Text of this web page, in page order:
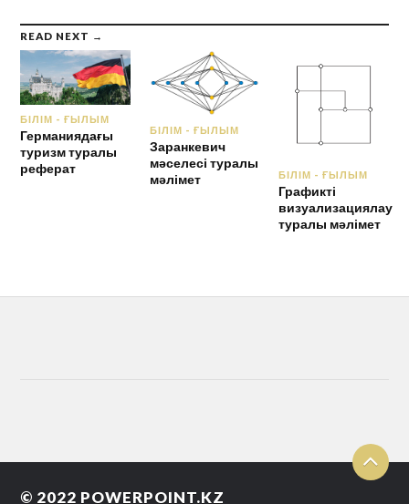
READ NEXT →
БІЛІМ - ҒЫЛЫМ
Германиядағы
туризм туралы
реферат
БІЛІМ - ҒЫЛЫМ
Заранкевич
мәселесі туралы
мәлімет
БІЛІМ - ҒЫЛЫМ
Графикті
визуализациялау
туралы мәлімет
© 2022 POWERPOINT.KZ